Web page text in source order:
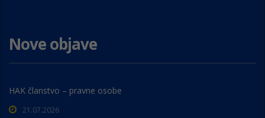
Nove objave
HAK članstvo – pravne osobe
21.07.2026